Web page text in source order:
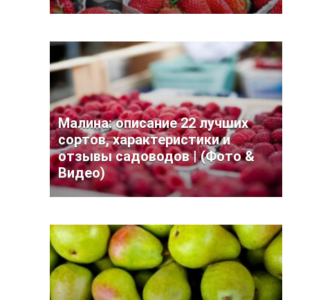
Малина: описание 22 лучших
сортов, характеристики и
отзывы садоводов | (Фото &
Видео)